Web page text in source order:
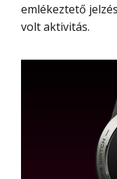
emlékeztető
volt aktivitás.